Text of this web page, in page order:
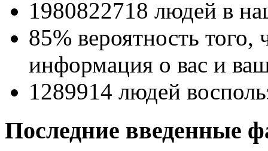
1980822718 людей в
85% вероятность того,
информация о вас и
1289914 людей
Последние введенные